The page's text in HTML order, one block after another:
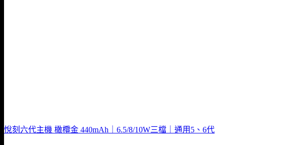
悅刻六代主機 橄欖金 440mAh｜6.5/8/10W三檔｜通用5、6代